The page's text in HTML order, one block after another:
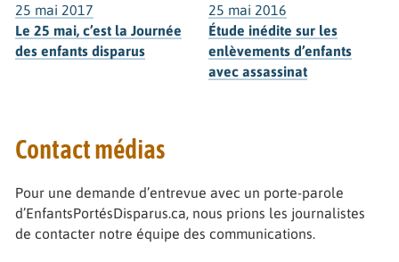
25 mai 2017
Le 25 mai, c’est la Journée
des enfants disparus
25 mai 2016
Étude inédite sur les
enlèvements d’enfants
avec assassinat
Contact médias
Pour une demande d’entrevue avec un porte-parole
d’EnfantsPortésDisparus.ca, nous prions les journalistes
de contacter notre équipe des communications.